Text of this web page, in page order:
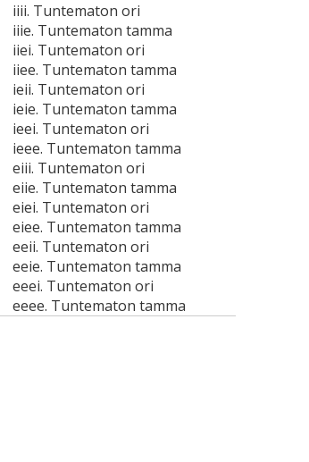
iiii. Tuntematon ori
iiie. Tuntematon tamma
iiei. Tuntematon ori
iiee. Tuntematon tamma
ieii. Tuntematon ori
ieie. Tuntematon tamma
ieei. Tuntematon ori
ieee. Tuntematon tamma
eiii. Tuntematon ori
eiie. Tuntematon tamma
eiei. Tuntematon ori
eiee. Tuntematon tamma
eeii. Tuntematon ori
eeie. Tuntematon tamma
eeei. Tuntematon ori
eeee. Tuntematon tamma